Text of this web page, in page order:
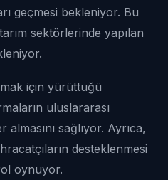
geçmesi bekleniyor. Bu
sektörlerinde yapılan
için yürüttüğü
uluslararası
sağlıyor. Ayrıca,
desteklenmesi
oynuyor.